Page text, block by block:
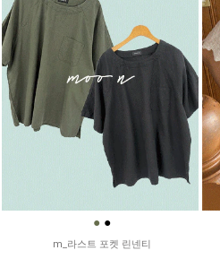
● ●
m_라스트 포켓 린넨티